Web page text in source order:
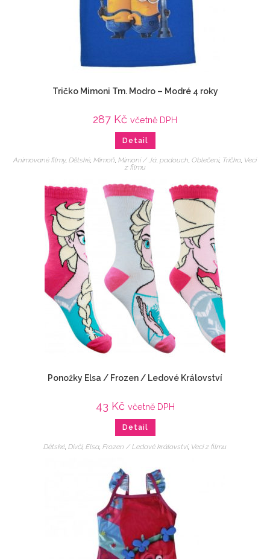
Tričko Mimoni Tm. Modro – Modré 4 roky
287 Kč včetně DPH
Detail
Animované filmy, Dětské, Mimoň, Mimoni / Já, padouch, Oblečení, Trička, Veci
z filmu
Ponožky Elsa / Frozen / Ledové Království
43 Kč včetně DPH
Detail
Dětské Dívčí, Elsa Frozen / Ledové království, Veci z filmu